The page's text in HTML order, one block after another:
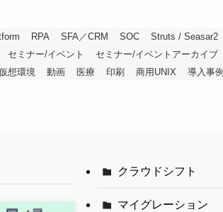
RPA SFA／CRM SOC Struts / Seasar2
セミナー/イベント セミナー/イベントアーカイブ
想環境 動画 医療 印刷 商用UNIX 導入事例
クラウドシフト
マイグレーション